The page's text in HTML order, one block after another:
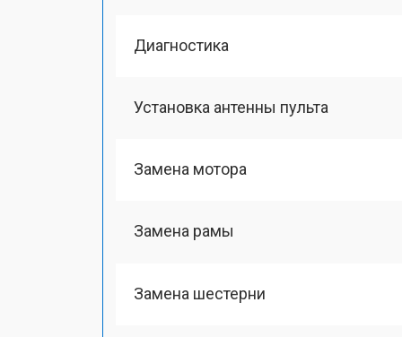
Диагностика
Установка антенны пульта
Замена мотора
Замена рамы
Замена шестерни